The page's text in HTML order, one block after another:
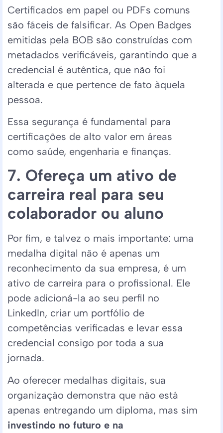
Certificados em papel ou PDFs comuns
são fáceis de falsificar. As Open Badges
emitidas pela BOB são construídas com
metadados verificáveis, garantindo que a
credencial é autêntica, que não foi
alterada e que pertence de fato àquela
pessoa.
Essa segurança é fundamental para
certificações de alto valor em áreas
como saúde, engenharia e finanças.
7. Ofereça um ativo de
carreira real para seu
colaborador ou aluno
Por fim, e talvez o mais importante: uma
medalha digital não é apenas um
reconhecimento da sua empresa, é um
ativo de carreira para o profissional. Ele
pode adicioná-la ao seu perfil no
LinkedIn, criar um portfólio de
competências verificadas e levar essa
credencial consigo por toda a sua
jornada.
Ao oferecer medalhas digitais, sua
organização demonstra que não está
apenas entregando um diploma, mas sim
investindo no futuro e na